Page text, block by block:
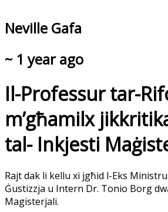
Neville Gafa
~ 1 year ago
Il-Professur tar-
m’għamilx
tal- Inkjesti
Rajt dak li kellu xi jgħid l-Eks
Ġustizzja u Intern Dr. Tonio Borg
Magisterjali.